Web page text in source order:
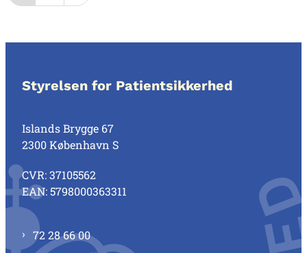
Styrelsen for Patientsikkerhed
Islands Brygge 67
2300 København S
CVR: 37105562
EAN: 5798000363311
72 28 66 00